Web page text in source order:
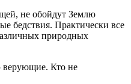
не обойдут Землю
бедствия. Практически все
природных
верующие. Кто не